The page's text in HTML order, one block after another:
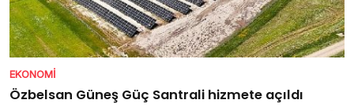
EKONOMI
Özbelsan Güneş Güç Santrali hizmete açıldı